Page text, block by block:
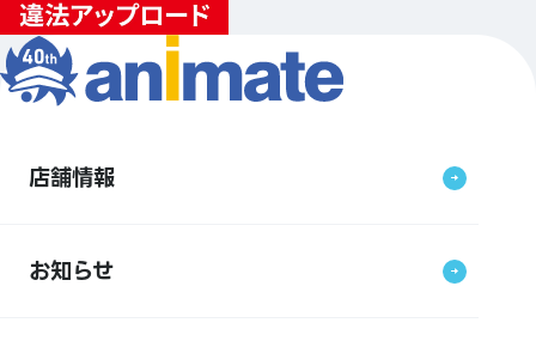
店舗情報
お知らせ